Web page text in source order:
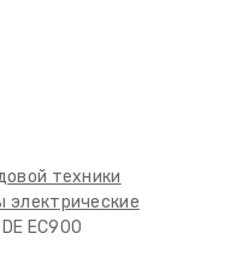
техники
электрические
EC900